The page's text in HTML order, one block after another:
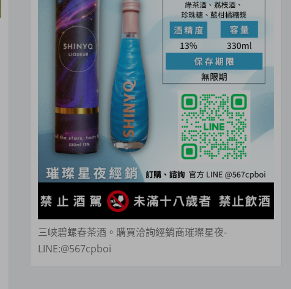
三峽碧螺春茶酒。購買洽詢經銷商璀璨星夜-
LINE:@567cpboi